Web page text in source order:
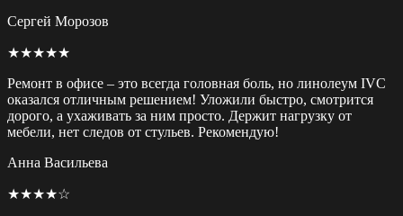
Сергей Морозов
★★★★★
Ремонт в офисе – это всегда головная боль, но линолеум IVC
оказался отличным решением! Уложили быстро, смотрится
дорого, а ухаживать за ним просто. Держит нагрузку от
мебели, нет следов от стульев. Рекомендую!
Анна Васильева
★★★★☆